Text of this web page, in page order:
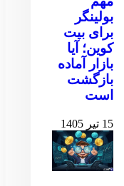
بولینگر
برای بیت
کوین‌‌؛ آیا
بازار آماده
بازگشت
است
15 تیر 1405